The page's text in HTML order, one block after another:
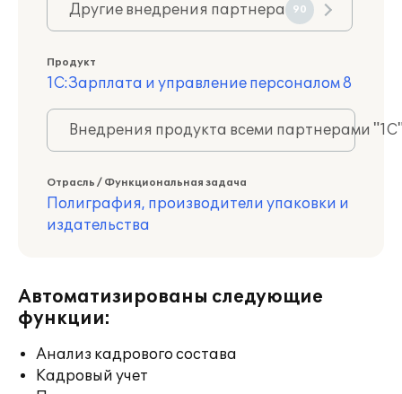
Другие внедрения партнера 90
Продукт
1С:Зарплата и управление персоналом 8
Внедрения продукта всеми партнерами
Отрасль / Функциональная задача
Полиграфия, производители упаковки и
издательства
Автоматизированы следующие
функции:
Анализ кадрового состава
Кадровый учет